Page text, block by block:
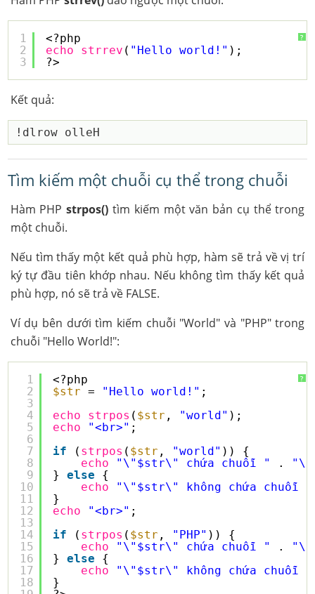
?
1
2
3
<?php
echo
strrev ( "Hello world!" );
?>
Kết quả:
Tìm kiếm một chuỗi cụ thể trong chuỗi
Hàm PHPstrpos() tìm kiếm một văn bản cụ thể trong
một chuỗi.
Nếu tìm thấy một kết quả phù hợp, hàm sẽ trả về vị trí
ký tự đầu tiên khớp nhau. Nếu không tìm thấy kết quả
phù hợp, nó sẽ trả về FALSE.
Ví dụ bên dưới tìm kiếm chuỗi "World" và "PHP" trong
chuỗi "Hello World!":
?
1
2
3
4
5
6
7
8
9
10
11
12
13
14
15
16
17
18
<?php
$str
= "Hello world!" ;
echo
strpos ( $str , "world" );
echo
"<br>" ;
if
( strpos ( $str , "world" )) {
echo
"\"$str\" chứa chuỗi " .
} else
{
echo
"\"$str\" không chứa chuỗi "
}
echo
"<br>" ;
if
( strpos ( $str , "PHP" )) {
echo
"\"$str\" chứa chuỗi " .
} else
{
echo
"\"$str\" không chứa chuỗi "
}